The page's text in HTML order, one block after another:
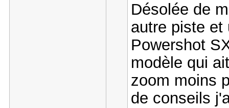
Désolée de
autre piste et
Powershot
modèle qui
zoom moins
de conseils